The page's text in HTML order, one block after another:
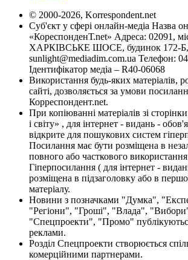
© 2000-2026, Korrespondent.net
Суб'єкт у сфері онлайн-медіа Назва
«КореспонденТ.net» Адреса: 02091,
ХАРКІВСЬКЕ ШОСЕ, будинок 172-Б,
sunlight@mediadim.com.ua Телефон:
Ідентифікатор медіа – R40-06068
Використання будь-яких матеріалів,
сайті, дозволяється за умови
Корреспондент.net.
При копіюванні матеріалів зі
і світу» , для інтернет - видань -
відкрите для пошукових систем
Посилання має бути розміщена в
повного або часткового використання
Гіперпосилання ( для інтернет -
розміщена в підзаголовку або в
матеріалу.
Новини з позначками "Думка",
"Регіони", "Гроші", "Влада",
"Спецпроекти", "Промо"
реклами.
Розділ Спецпроекти створюється
комерційними партнерами.